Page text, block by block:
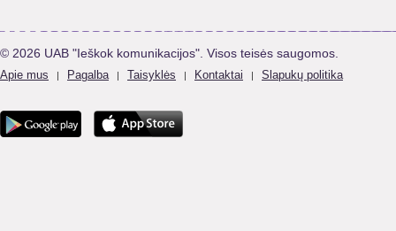
© 2026 UAB "Ieškok komunikacijos". Visos teisės saugomos.
Apie mus | Pagalba | Taisyklės | Kontaktai | Slapukų politika